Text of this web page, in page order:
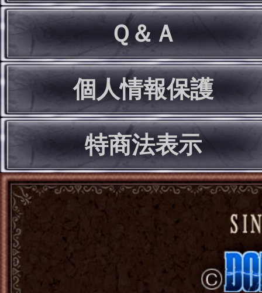
Ｑ＆Ａ
個人情報保護
特商法表示